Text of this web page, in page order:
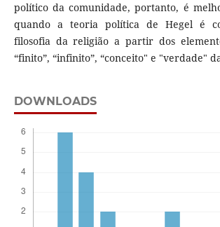
político da comunidade, portanto, é
quando a teoria política de Hegel é
filosofia da religião a partir dos
“finito”, “infinito”, “conceito" e "verdade"
DOWNLOADS